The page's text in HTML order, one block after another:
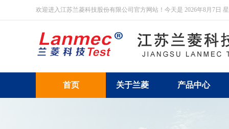
欢迎进入江苏兰菱科技股份有限公司官方网站！今天是 2026年8月7日
首页 关于兰菱 产品中心